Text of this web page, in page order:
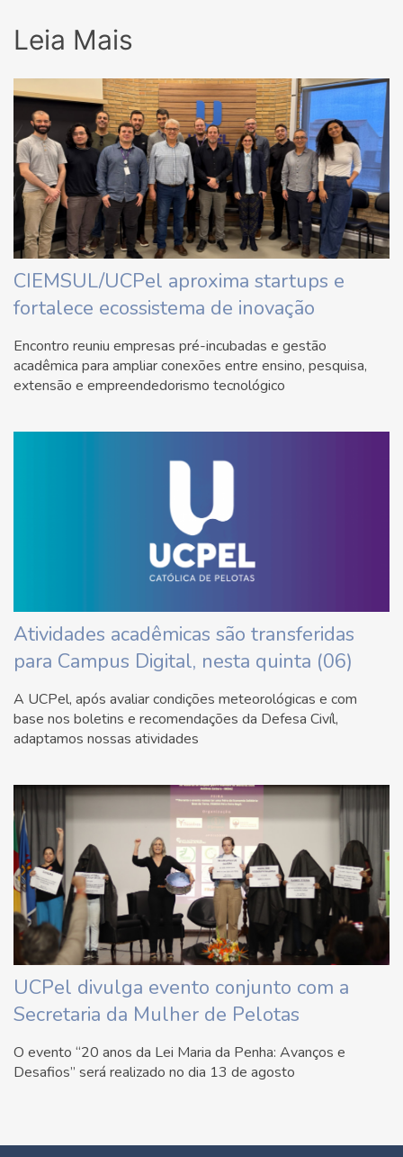
Leia Mais
CIEMSUL/UCPel aproxima startups e
fortalece ecossistema de inovação
Encontro reuniu empresas pré-incubadas e gestão
acadêmica para ampliar conexões entre ensino, pesquisa,
extensão e empreendedorismo tecnológico
Atividades acadêmicas são transferidas
para Campus Digital, nesta quinta (06)
A UCPel, após avaliar condições meteorológicas e com
base nos boletins e recomendações da Defesa Civíl,
adaptamos nossas atividades
UCPel divulga evento conjunto com a
Secretaria da Mulher de Pelotas
O evento “20 anos da Lei Maria da Penha: Avanços e
Desafios” será realizado no dia 13 de agosto